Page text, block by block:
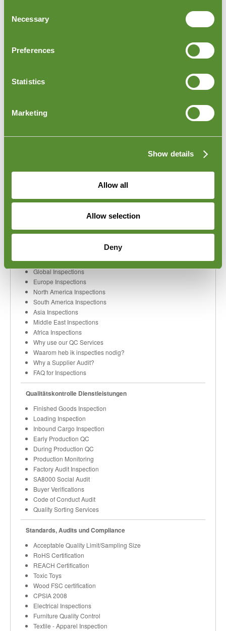
Selection
Necessary
Preferences
Statistics
Marketing
Show details
Allow all
Allow selection
Deny
verzekering geven dat zij onze kernwaarden zijn en zullen blijven
naleven. Het is de manier waarop we zaken doen, van eerlijk en
Neem voor meer informatie over kwaliteitscontroles contact op met:
Contact Person:
Phone:00353 1 849 9326
Global Inspections
Europe Inspections
North America Inspections
South America Inspections
Asia Inspections
Middle East Inspections
Africa Inspections
Why use our QC Services
Waarom heb ik inspecties nodig?
Why a Supplier Audit?
FAQ for Inspections
Qualitätskontrolle Dienstleistungen
Finished Goods Inspection
Loading Inspection
Inbound Cargo Inspection
Early Production QC
During Production QC
Production Monitoring
Factory Audit Inspection
SA8000 Social Audit
Buyer Verifications
Code of Conduct Audit
Quality Sorting Services
Standards, Audits und Compliance
Acceptable Quality Limit/Sampling Size
RoHS Certification
REACH Certification
Toxic Toys
Wood FSC certification
CPSIA 2008
Electrical Inspections
Furniture Quality Control
Textile - Apparel Inspection